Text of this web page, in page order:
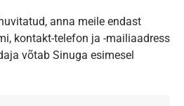
anna meile endast
kontakt-telefon ja -mailiaadress
võtab Sinuga esimesel